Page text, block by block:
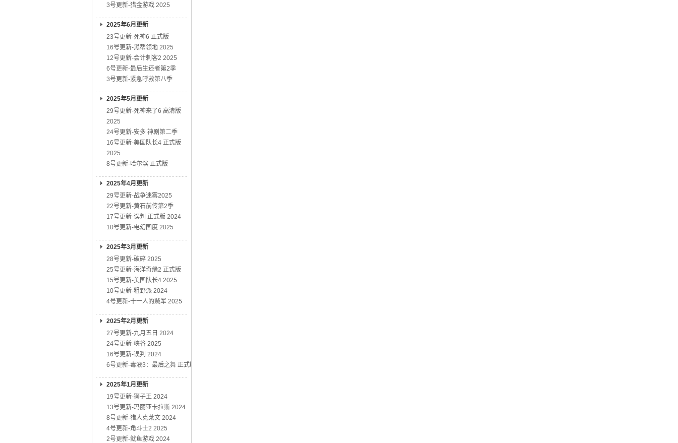
3号更新-猎金游戏 2025
2025年6月更新
23号更新-死神6 正式版
16号更新-黑帮领地 2025
12号更新-会计刺客2 2025
6号更新-最后生还者第2季
3号更新-紧急呼救第八季
2025年5月更新
29号更新-死神来了6 高清版
2025
24号更新-安多 神剧第二季
16号更新-美国队长4 正式版
2025
8号更新-哈尔滨 正式版
2025年4月更新
29号更新-战争迷雾2025
22号更新-黄石前传第2季
17号更新-误判 正式版 2024
10号更新-电幻国度 2025
2025年3月更新
28号更新-破碎 2025
25号更新-海洋奇缘2 正式版
15号更新-美国队长4 2025
10号更新-粗野派 2024
4号更新-十一人的贼军 2025
2025年2月更新
27号更新-九月五日 2024
24号更新-峡谷 2025
16号更新-误判 2024
6号更新-毒液3：最后之舞 正式版
2025年1月更新
19号更新-狮子王 2024
13号更新-玛丽亚卡拉斯 2024
8号更新-猎人克莱文 2024
4号更新-角斗士2 2025
2号更新-鱿鱼游戏 2024